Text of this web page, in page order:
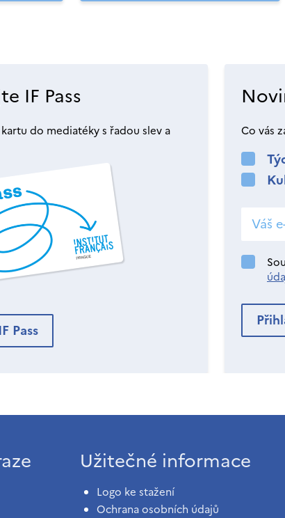
IF Pass
do mediatéky s řadou slev a
Pass
Co vás
Užitečné informace
Logo ke stažení
Ochrana osobních údajů